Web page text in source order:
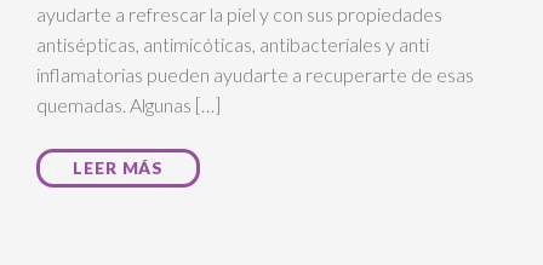
ayudarte a refrescar la piel y con sus propiedades
antisépticas, antimicóticas, antibacteriales y anti
inflamatorias pueden ayudarte a recuperarte de esas
quemadas. Algunas […]
LEER MÁS